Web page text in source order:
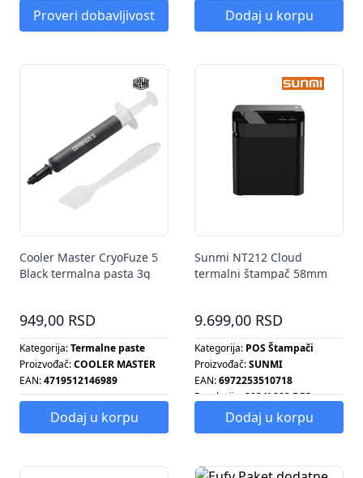
Proveri dobavljivost
Energetska klasa: C
Broj obrtaja centrifuge:1200
Dodaj u korpu
Cooler Master CryoFuze 5
Black termalna pasta 3g
949,00 RSD
Kategorija:Termalne paste
Proizvođač:COOLER MASTER
EAN:4719512146989
Dodaj u korpu
Sunmi NT212 Cloud
termalni štampač 58mm
9.699,00 RSD
Kategorija: POS Štampači
Proizvođač:SUNMI
EAN:6972253510718
Rezolucija:203 X 203 DPI
Dodaj u korpu